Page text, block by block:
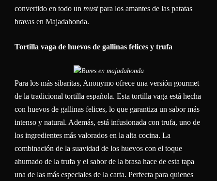
convertido en todo un mustpara los amantes de las patatas
bravas en Majadahonda.
Tortilla vaga de huevos de gallinas felices y trufa
Para los más sibaritas, Anonymo ofrece una versión gourmet
de la tradicional tortilla española. Esta tortilla vaga está hecha
con huevos de gallinas felices, lo que garantiza un sabor más
intenso y natural. Además, está infusionada con trufa, uno de
los ingredientes más valorados en la alta cocina. La
combinación de la suavidad de los huevos con el toque
ahumado de la trufa y el sabor de la brasa hace de esta tapa
una de las más especiales de la carta. Perfecta para quienes